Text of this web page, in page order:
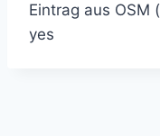
Eintrag aus OSM
yes